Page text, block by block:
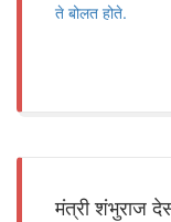
ते बोलत होते.
मंत्री शंभुराज